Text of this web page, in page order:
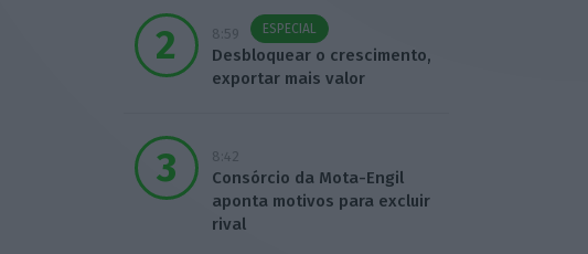
8:59 ESPECIAL
Desbloquear o crescimento,
exportar mais valor
8:42
Consórcio da Mota-Engil
aponta motivos para excluir
rival